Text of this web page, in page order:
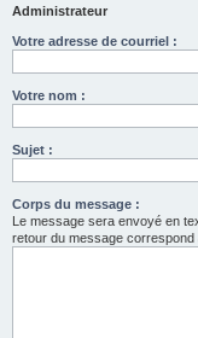
Administrateur
Votre adresse de courriel :
Votre nom :
Sujet :
Corps du message :
Le message sera envoyé en
retour du message correspond